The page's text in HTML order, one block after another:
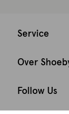
Service
Over
Follow Us